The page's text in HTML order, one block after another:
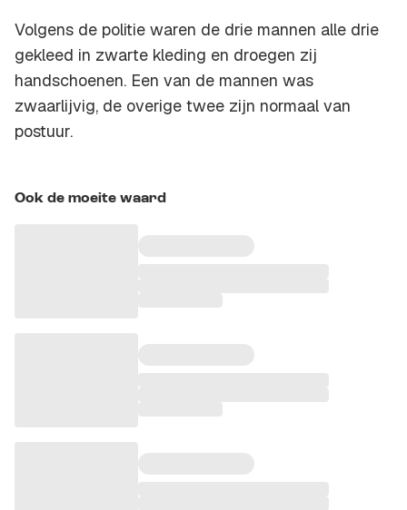
Volgens de politie waren de drie mannen alle drie
gekleed in zwarte kleding en droegen zij
handschoenen. Een van de mannen was
zwaarlijvig, de overige twee zijn normaal van
postuur.
Ook de moeite waard